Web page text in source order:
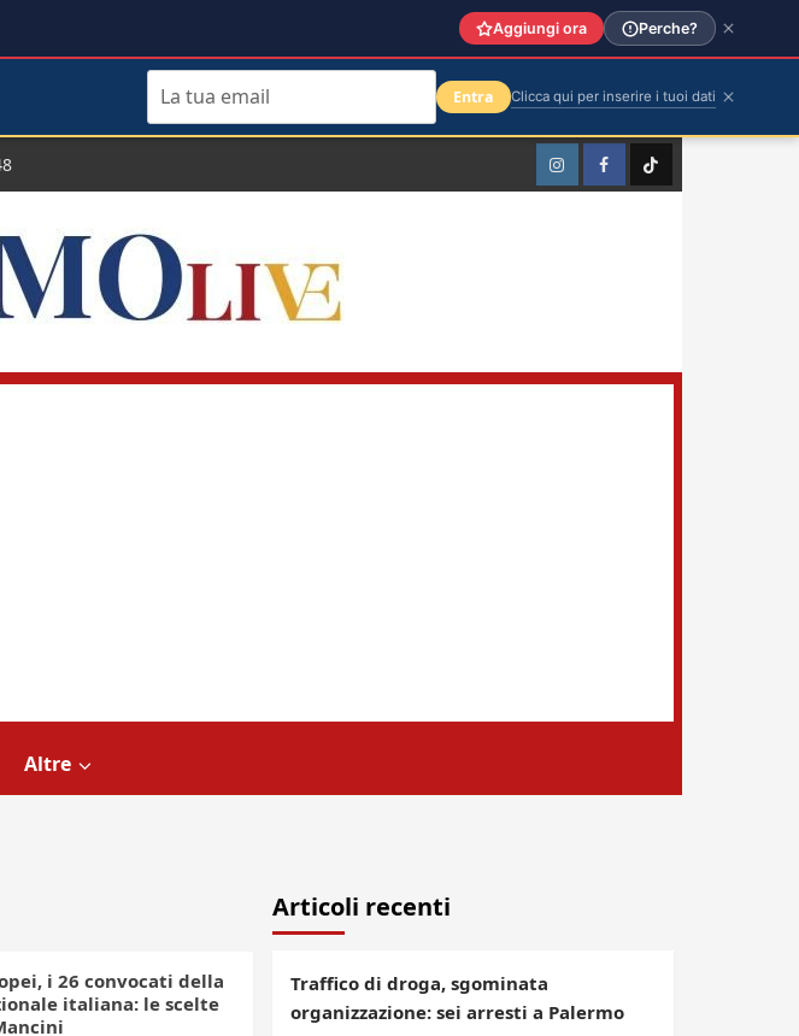
InstagramFacebookTikTok
Altre
i 26 convocati della
italiana: le scelte
Articoli recenti
Traffico di droga, sgominata
organizzazione: sei arresti a Palermo
Aggiungi ora Perche?
Entra Clicca qui per inserire i tuoi dati